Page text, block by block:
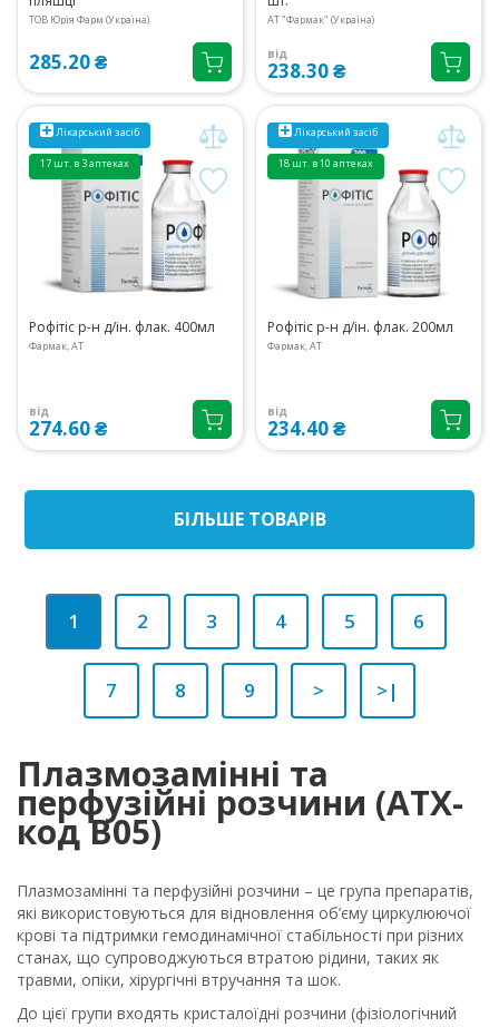
ТОВ Юрія Фарм (Україна)
285.20 ₴
АТ "Фармак" (Україна)
від
238.30 ₴
Лікарський засіб
17 шт. в 3 аптеках
Рофітіс р-н д/ін. флак. 400мл
Фармак, АТ
від
274.60 ₴
Лікарський засіб
18 шт. в 10 аптеках
Рофітіс р-н д/ін. флак. 200мл
Фармак, АТ
від
234.40 ₴
БIЛЬШЕ ТОВАРIВ
1 2 3 4 5 6
7 8 9 > >|
Плазмозамінні та
перфузійні розчини (ATX-
код B05)
Плазмозамінні та перфузійні розчини – це група препаратів,
які використовуються для відновлення об’єму циркулюючої
крові та підтримки гемодинамічної стабільності при різних
станах, що супроводжуються втратою рідини, таких як
травми, опіки, хірургічні втручання та шок.
До цієї групи входять кристалоїдні розчини (фізіологічний